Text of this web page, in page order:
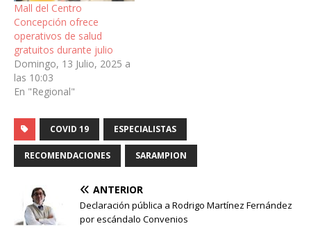
Mall del Centro
Concepción ofrece
operativos de salud
gratuitos durante julio
Domingo, 13 Julio, 2025 a
las 10:03
En "Regional"
COVID 19 ESPECIALISTAS
RECOMENDACIONES SARAMPION
ANTERIOR
Declaración pública a Rodrigo Martínez Fernández
por escándalo Convenios